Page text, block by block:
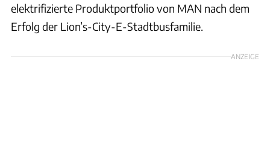
elektrifizierte Produktportfolio von MAN nach dem
Erfolg der Lion’s-City-E-Stadtbusfamilie.
ANZEIGE